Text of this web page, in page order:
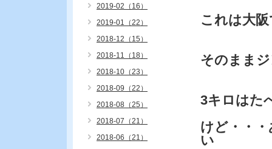
これは大
そのまま
3キロはた
けど・・
い
2019-02（16）
2019-01（22）
2018-12（15）
2018-11（18）
2018-10（23）
2018-09（22）
2018-08（25）
2018-07（21）
2018-06（21）